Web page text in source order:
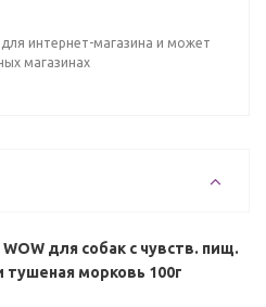
интернет-магазина и может
магазинах
для собак с чувств. пищ.
тушеная морковь 100г